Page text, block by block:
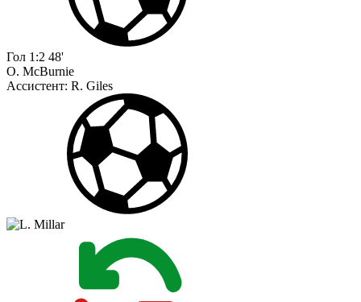
Гол 1:2 48'
O. McBurnie
Ассистент: R. Giles